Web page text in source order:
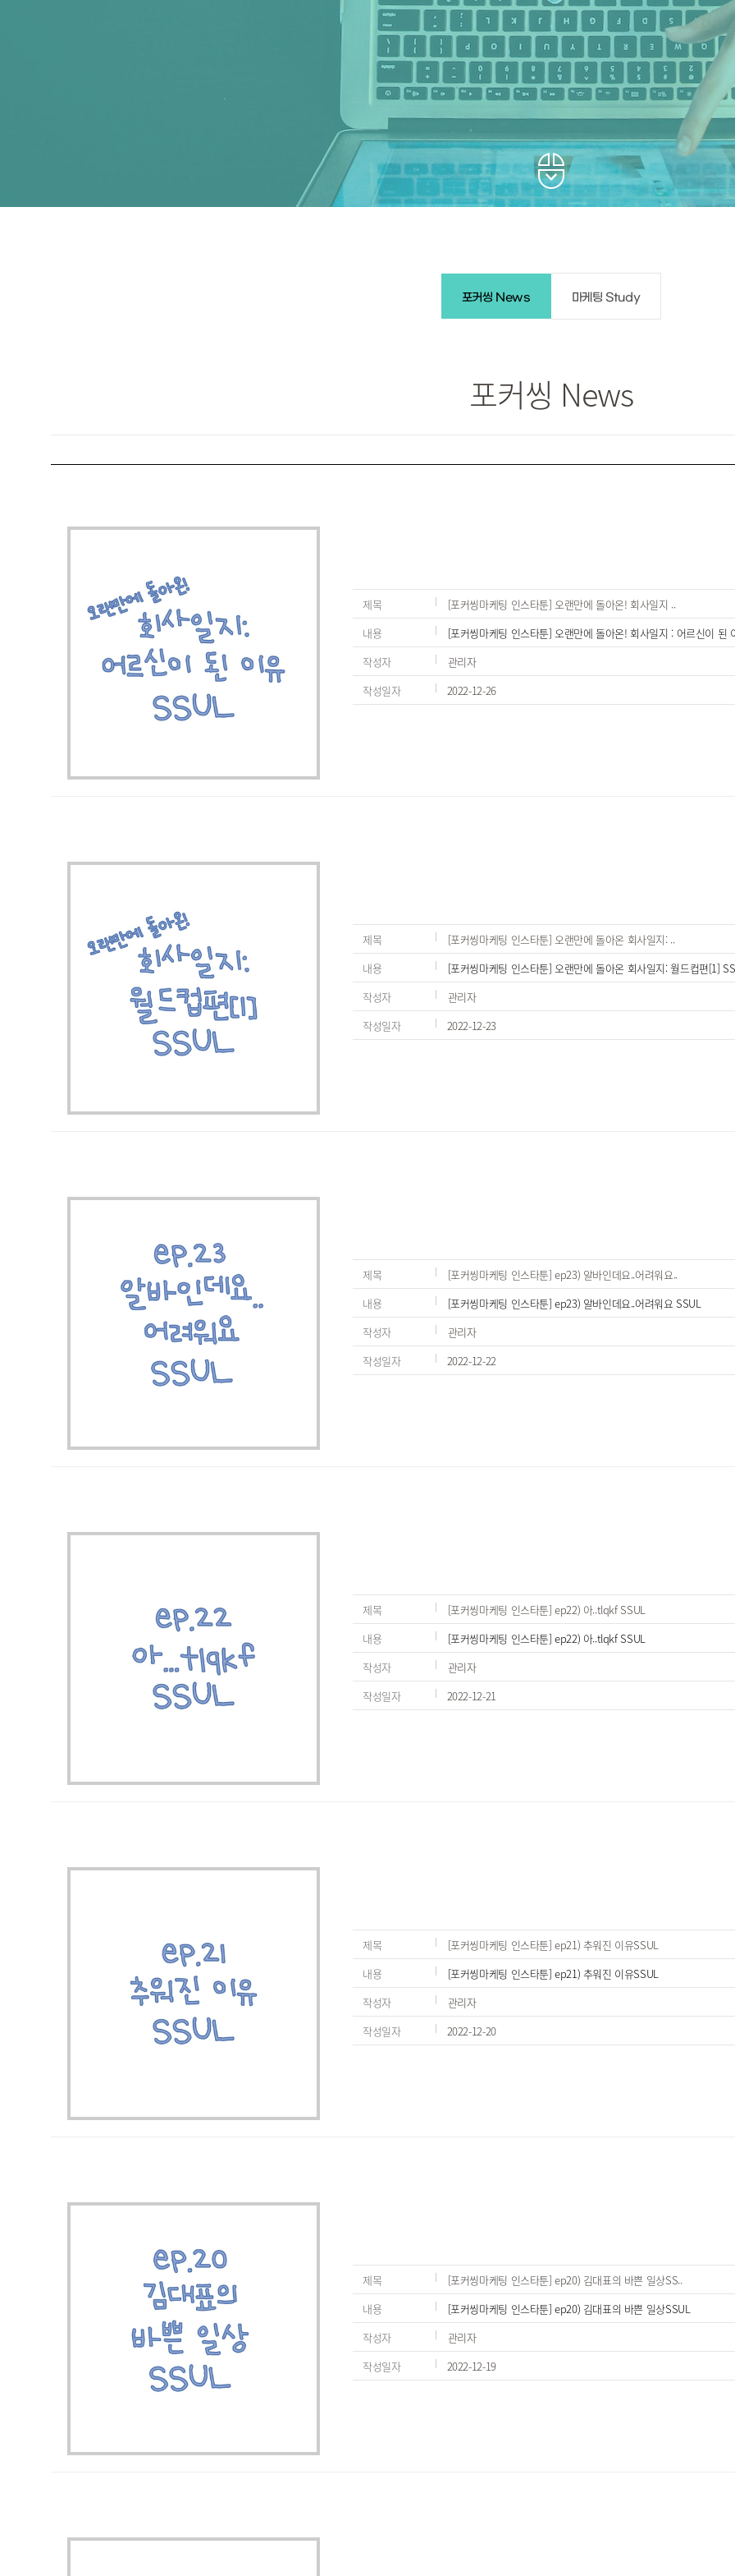
포커씽 News 마케팅 Study
포커씽 News
제목
[포커씽마케팅 인스타툰] 오랜만에 돌아온! 회사일지 ..
내용
[포커씽마케팅 인스타툰] 오랜만에 돌아온! 회사일지 : 어르신이 된
작성자
관리자
작성일자
2022-12-26
제목
[포커씽마케팅 인스타툰] 오랜만에 돌아온 회사일지: ..
내용
[포커씽마케팅 인스타툰] 오랜만에 돌아온 회사일지: 월드컵편[1]
작성자
관리자
작성일자
2022-12-23
제목
[포커씽마케팅 인스타툰] ep23) 알바인데요..어려워요..
내용
[포커씽마케팅 인스타툰] ep23) 알바인데요..어려워요 SSUL
작성자
관리자
작성일자
2022-12-22
제목
[포커씽마케팅 인스타툰] ep22) 아..tlqkf SSUL
내용
[포커씽마케팅 인스타툰] ep22) 아..tlqkf SSUL
작성자
관리자
작성일자
2022-12-21
제목
[포커씽마케팅 인스타툰] ep21) 추워진 이유SSUL
내용
[포커씽마케팅 인스타툰] ep21) 추워진 이유SSUL
작성자
관리자
작성일자
2022-12-20
제목
[포커씽마케팅 인스타툰] ep20) 김대표의 바쁜 일상SS..
내용
[포커씽마케팅 인스타툰] ep20) 김대표의 바쁜 일상SSUL
작성자
관리자
작성일자
2022-12-19